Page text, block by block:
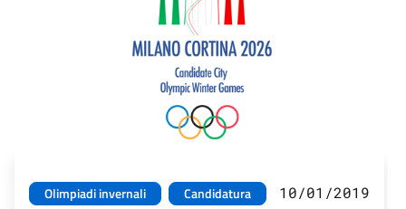
Olimpiadi invernali Candidatura 10/01/2019